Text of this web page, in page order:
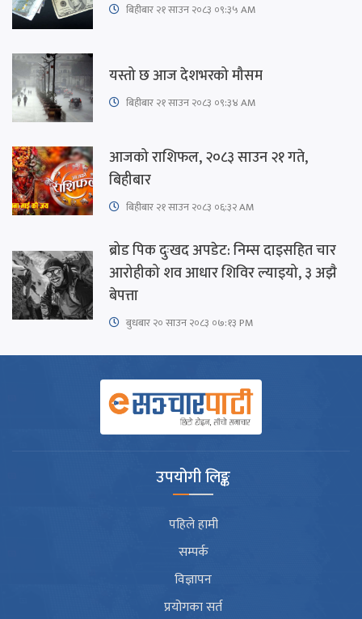
बिहीबार २१ साउन २०८३ ०९:३५ AM
यस्तो छ आज देशभरको मौसम
बिहीबार २१ साउन २०८३ ०९:३४ AM
आजको राशिफल, २०८३ साउन २१ गते,
बिहीबार
बिहीबार २१ साउन २०८३ ०६:३२ AM
ब्रोड पिक दुःखद अपडेट: निम्स दाइसहित चार
आरोहीको शव आधार शिविर ल्याइयो, ३ अझै
बेपत्ता
बुधबार २० साउन २०८३ ०७:१३ PM
उपयोगी लिङ्क
पहिले हामी
सम्पर्क
विज्ञापन
प्रयोगका सर्त